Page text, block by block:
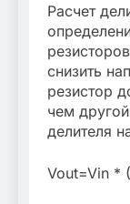
Расчет
снизить
резистор
чем
делителя
Vout=Vin *